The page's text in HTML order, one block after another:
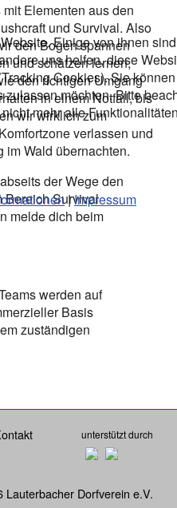
Elementen aus den
und Survival. Also
den Bogen spannen
und schätzen lernen,
den richtigen Umgang
in einem Notfall, bis
wir wirklich zum
verlassen und
im Wald übernachten.
der Wege den
Bereich Survival
melde dich beim
werden auf
Basis
zuständigen
unterstützt durch
Lauterbacher Dorfverein e.V.
Einige von ihnen
uns helfen, diese
Cookies). Sie
möchten. Bitte
mehr alle
|Impressum